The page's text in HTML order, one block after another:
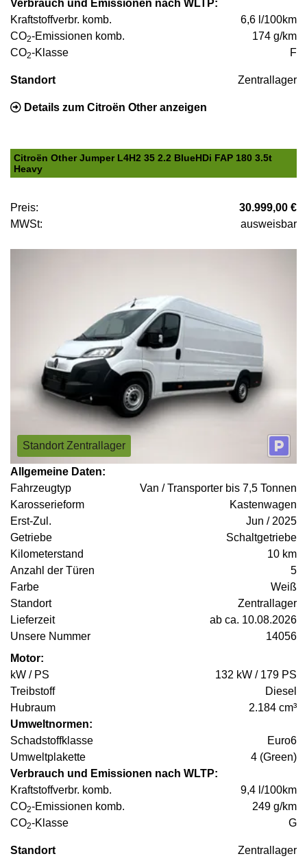
Verbrauch und Emissionen nach WLTP:
Kraftstoffverbr. komb.
6,6 l/100km
CO2-Emissionen komb.
174 g/km
CO2-Klasse F
Standort Zentrallager
Details zum Citroën Other anzeigen
Citroën Other Jumper L4H2 35 2.2 BlueHDi FAP 180 3.5t
Heavy
Preis:
30.999,00 €
MWSt:
ausweisbar
Standort Zentrallager
Allgemeine Daten:
Fahrzeugtyp
Van / Transporter bis 7,5 Tonnen
Karosserieform
Kastenwagen
Erst-Zul.
Jun / 2025
Getriebe
Schaltgetriebe
Kilometerstand
10 km
Anzahl der Türen
5
Farbe
Weiß
Standort
Zentrallager
Lieferzeit
ab ca. 10.08.2026
Unsere Nummer
14056
Motor:
kW / PS
132 kW / 179 PS
Treibstoff
Diesel
Hubraum
2.184 cm³
Umweltnormen:
Schadstoffklasse
Euro6
Umweltplakette
4 (Green)
Verbrauch und Emissionen nach WLTP:
Kraftstoffverbr. komb.
9,4 l/100km
CO2-Emissionen komb.
249 g/km
CO2-Klasse G
Standort Zentrallager